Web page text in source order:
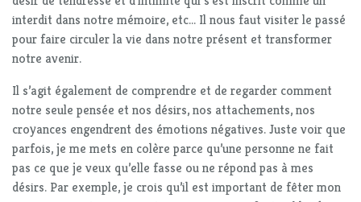
interdit dans notre mémoire, etc… Il nous faut visiter le passé
pour faire circuler la vie dans notre présent et transformer
notre avenir.
Il s’agit également de comprendre et de regarder comment
notre seule pensée et nos désirs, nos attachements, nos
croyances engendrent des émotions négatives. Juste voir que
parfois, je me mets en colère parce qu’une personne ne fait
pas ce que je veux qu’elle fasse ou ne répond pas à mes
désirs. Par exemple, je crois qu’il est important de fêter mon